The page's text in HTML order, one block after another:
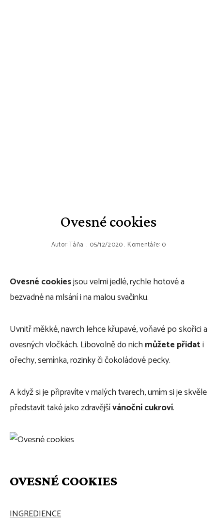
Ovesné cookies
Autor:Táňa 05/12/2020 Komentáře: 0
Ovesné cookiesjsou velmi jedlé, rychle hotové a
bezvadné na mlsání i na malou svačinku.
Uvnitř měkké, navrch lehce křupavé, voňavé po skořici a
ovesných vločkách. Libovolně do nichmůžete přidati
ořechy, semínka, rozinky či čokoládové pecky.
A když si je připravíte v malých tvarech, umím si je skvěle
představit také jako zdravějšívánoční cukroví.
OVESNÉ COOKIES
INGREDIENCE